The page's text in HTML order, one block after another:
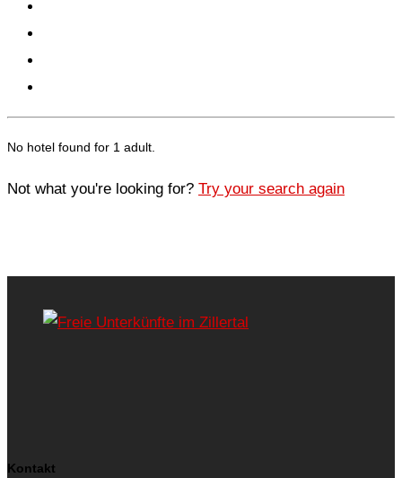
No hotel found for 1 adult.
Not what you're looking for? Try your search again
Kontakt